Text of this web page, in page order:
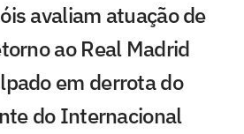
avaliam atuação de
ao Real Madrid
em derrota do
do Internacional